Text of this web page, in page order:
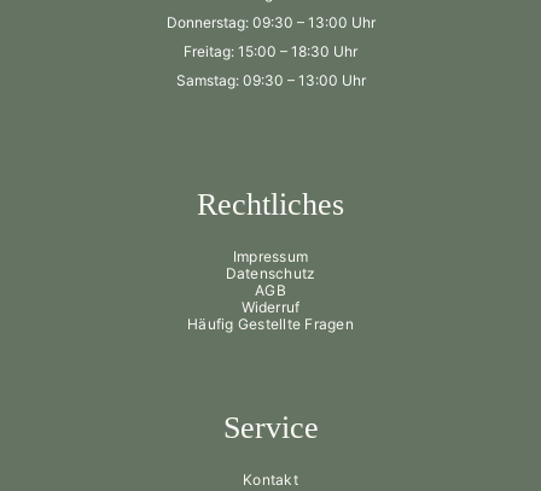
Donnerstag: 09:30 – 13:00 Uhr
Freitag: 15:00 – 18:30 Uhr
Samstag: 09:30 – 13:00 Uhr
Rechtliches
Impressum
Datenschutz
AGB
Widerruf
Häufig Gestellte Fragen
Service
Kontakt